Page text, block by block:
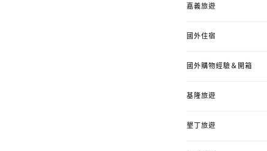
嘉義旅遊
國外住宿
國外購物經驗＆開箱
基隆旅遊
墾丁旅遊